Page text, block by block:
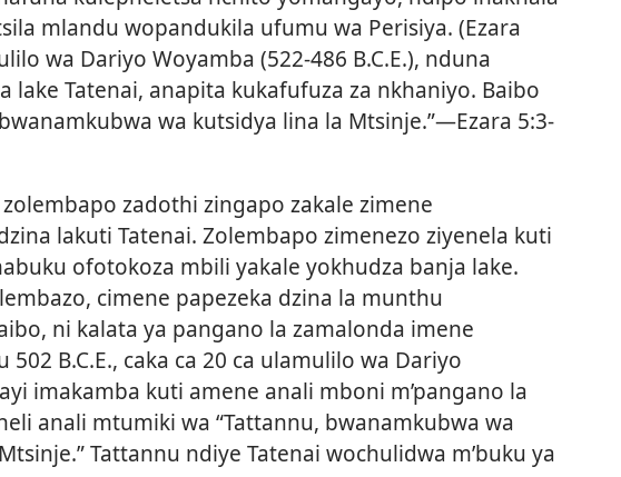
mlandu wopandukila ufumu wa Perisiya. (Ezara
wa Dariyo Woyamba (522-486 B.C.E.), nduna
lake Tatenai, anapita kukafufuza za nkhaniyo. Baibo
wa kutsidya lina la Mtsinje.”—Ezara 5:3-
zadothi zingapo zakale zimene
lakuti Tatenai. Zolembapo zimenezo ziyenela kuti
ofotokoza mbili yakale yokhudza banja lake.
cimene papezeka dzina la munthu
ni kalata ya pangano la zamalonda imene
B.C.E., caka ca 20 ca ulamulilo wa Dariyo
imakamba kuti amene anali mboni m’pangano la
anali mtumiki wa “Tattannu, bwanamkubwa wa
Tattannu ndiye Tatenai wochulidwa m’buku ya